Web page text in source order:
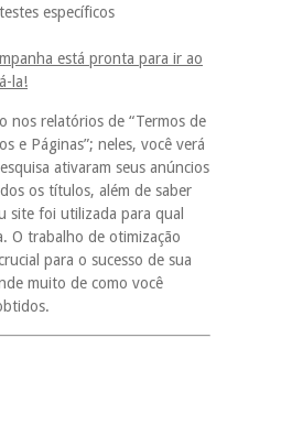
específicos
está pronta para ir ao
la!
nos relatórios de “Termos de
e Páginas”; neles, você verá
ativaram seus anúncios
os títulos, além de saber
site foi utilizada para qual
O trabalho de otimização
para o sucesso de sua
muito de como você